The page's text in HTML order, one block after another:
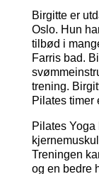
Birgitte er
Oslo. Hun
tilbød i
Farris bad.
trening.
Pilates timer
Pilates Yoga
Treningen
og en bedre